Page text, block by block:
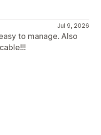
Jul 9, 2026
to manage. Also